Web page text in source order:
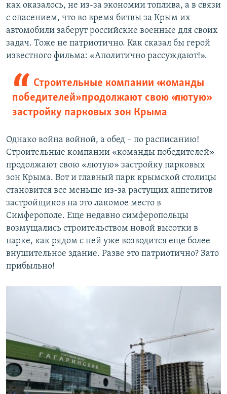
как оказалось, не из-за экономии топлива, а в связи
с опасением, что во время битвы за Крым их
автомобили заберут российские военные для своих
задач. Тоже не патриотично. Как сказал бы герой
известного фильма: «Аполитично рассуждают!».
Строительные компании «команды
победителей» продолжают свою «лютую»
застройку парковых зон Крыма
Однако война войной, а обед – по расписанию!
Строительные компании «команды победителей»
продолжают свою «лютую» застройку парковых
зон Крыма. Вот и главный парк крымской столицы
становится все меньше из-за растущих аппетитов
застройщиков на это лакомое место в
Симферополе. Еще недавно симферопольцы
возмущались строительством новой высотки в
парке, как рядом с ней уже возводится еще более
внушительное здание. Разве это патриотично? Зато
прибыльно!